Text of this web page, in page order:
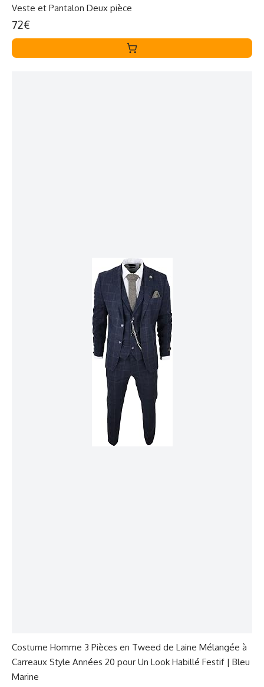
Veste et Pantalon Deux pièce
72€
Costume Homme 3 Pièces en Tweed de Laine Mélangée à
Carreaux Style Années 20 pour Un Look Habillé Festif | Bleu
Marine